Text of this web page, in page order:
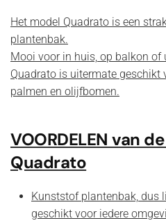
Het model Quadrato is een
plantenbak.
Mooi voor in huis, op balkon of
Quadrato is uitermate geschikt
palmen en olijfbomen.
VOORDELEN van
Quadrato
Kunststof plantenbak, dus
geschikt voor iedere